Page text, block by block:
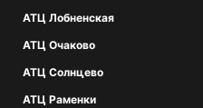
АТЦ Лобненская
АТЦ Очаково
АТЦ Солнцево
АТЦ Раменки